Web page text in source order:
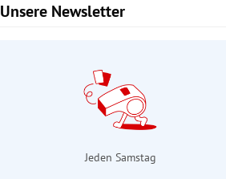
Unsere Newsletter
Slide 1 von 9
Jeden Samstag